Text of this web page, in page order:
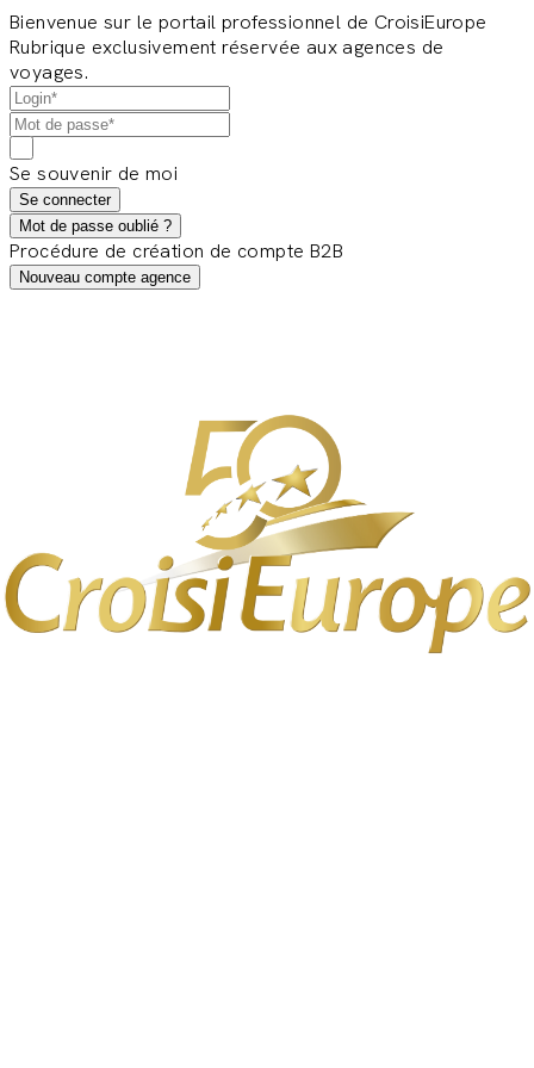
Bienvenue sur le portail professionnel de CroisiEurope
Rubrique exclusivement réservée aux agences de
voyages.
Se souvenir de moi
Se connecter
Mot de passe oublié ?
Procédure de création de compte B2B
Nouveau compte agence